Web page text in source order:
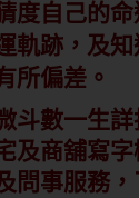
度自己的
軌跡，及
所偏差。
斗數一生
及商舖寫
問事服務，